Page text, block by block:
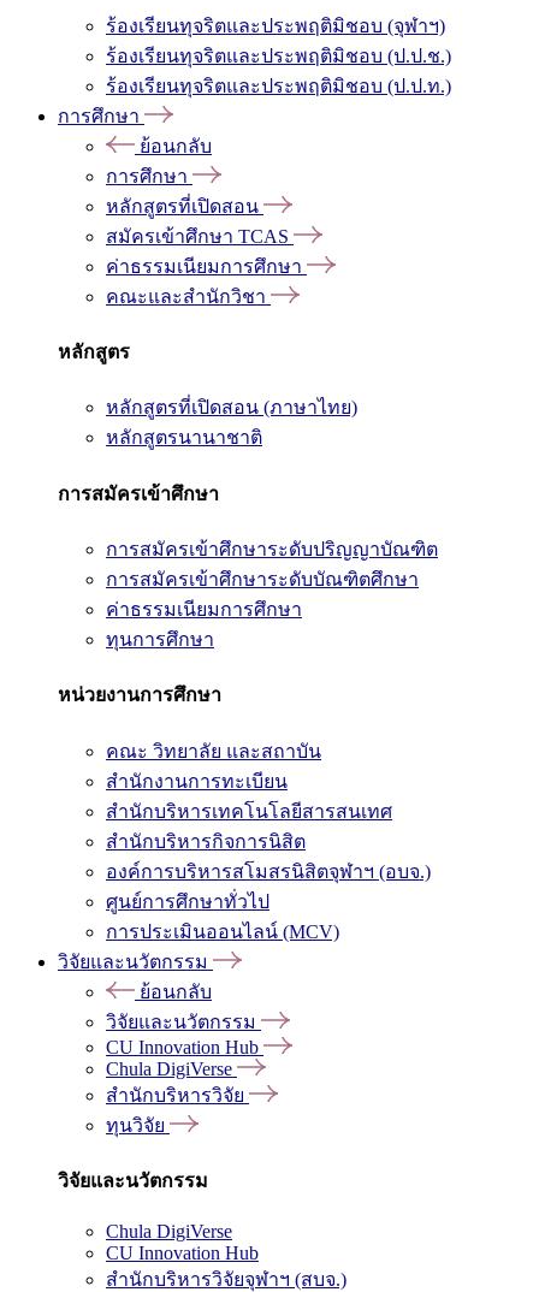
ร้องเรียนทุจริตและประพฤติมิชอบ (จุฬาฯ)
ร้องเรียนทุจริตและประพฤติมิชอบ (ป.ป.ช.)
ร้องเรียนทุจริตและประพฤติมิชอบ (ป.ป.ท.)
การศึกษา
ย้อนกลับ
การศึกษา
หลักสูตรที่เปิดสอน
สมัครเข้าศึกษา TCAS
ค่าธรรมเนียมการศึกษา
คณะและสำนักวิชา
หลักสูตร
หลักสูตรที่เปิดสอน (ภาษาไทย)
หลักสูตรนานาชาติ
การสมัครเข้าศึกษา
การสมัครเข้าศึกษาระดับปริญญาบัณฑิต
การสมัครเข้าศึกษาระดับบัณฑิตศึกษา
ค่าธรรมเนียมการศึกษา
ทุนการศึกษา
หน่วยงานการศึกษา
คณะ วิทยาลัย และสถาบัน
สำนักงานการทะเบียน
สำนักบริหารเทคโนโลยีสารสนเทศ
สำนักบริหารกิจการนิสิต
องค์การบริหารสโมสรนิสิตจุฬาฯ (อบจ.)
ศูนย์การศึกษาทั่วไป
การประเมินออนไลน์ (MCV)
วิจัยและนวัตกรรม
ย้อนกลับ
วิจัยและนวัตกรรม
CU Innovation Hub
Chula DigiVerse
สำนักบริหารวิจัย
ทุนวิจัย
วิจัยและนวัตกรรม
Chula DigiVerse
CU Innovation Hub
สำนักบริหารวิจัยจุฬาฯ (สบจ.)